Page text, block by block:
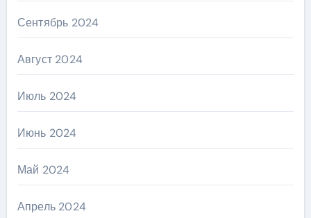
Сентябрь 2024
Август 2024
Июль 2024
Июнь 2024
Май 2024
Апрель 2024